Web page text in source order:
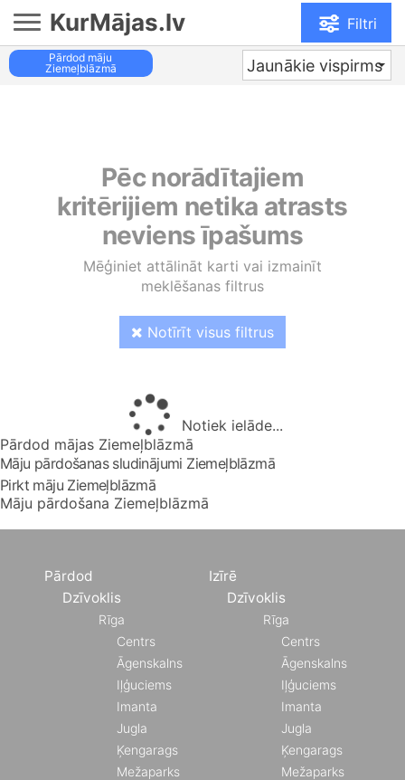
KurMājas.lv Filtri
Pārdod māju
Ziemeļblāzmā
Jaunākie vispirms
Pēc norādītajiem
kritērijiem netika atrasts
neviens īpašums
Mēģiniet attālināt karti vai izmainīt
meklēšanas filtrus
Notīrīt visus filtrus
Notiek ielāde...
Pārdod mājas Ziemeļblāzmā
Māju pārdošanas sludinājumi Ziemeļblāzmā
Pirkt māju Ziemeļblāzmā
Māju pārdošana Ziemeļblāzmā
Pārdod
Dzīvoklis
Rīga
Centrs
Āgenskalns
Iļģuciems
Imanta
Jugla
Ķengarags
Mežaparks
Izīrē
Dzīvoklis
Rīga
Centrs
Āgenskalns
Iļģuciems
Imanta
Jugla
Ķengarags
Mežaparks